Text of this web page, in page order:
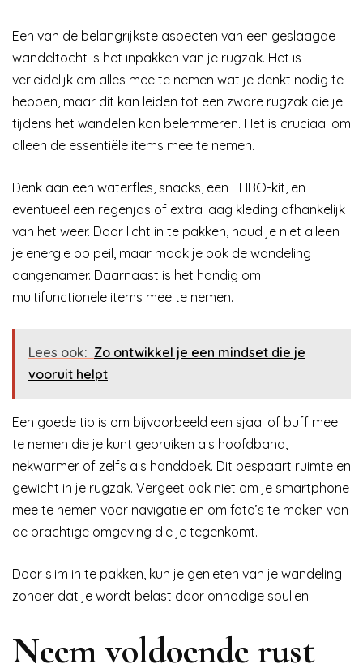
Een van de belangrijkste aspecten van een geslaagde
wandeltocht is het inpakken van je rugzak. Het is
verleidelijk om alles mee te nemen wat je denkt nodig te
hebben, maar dit kan leiden tot een zware rugzak die je
tijdens het wandelen kan belemmeren. Het is cruciaal om
alleen de essentiële items mee te nemen.
Denk aan een waterfles, snacks, een EHBO-kit, en
eventueel een regenjas of extra laag kleding afhankelijk
van het weer. Door licht in te pakken, houd je niet alleen
je energie op peil, maar maak je ook de wandeling
aangenamer. Daarnaast is het handig om
multifunctionele items mee te nemen.
Lees ook: Zo ontwikkel je een mindset die je
vooruit helpt
Een goede tip is om bijvoorbeeld een sjaal of buff mee
te nemen die je kunt gebruiken als hoofdband,
nekwarmer of zelfs als handdoek. Dit bespaart ruimte en
gewicht in je rugzak. Vergeet ook niet om je smartphone
mee te nemen voor navigatie en om foto’s te maken van
de prachtige omgeving die je tegenkomt.
Door slim in te pakken, kun je genieten van je wandeling
zonder dat je wordt belast door onnodige spullen.
Neem voldoende rust